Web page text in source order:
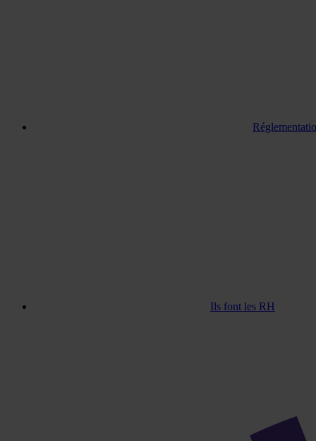
Ils font les RH